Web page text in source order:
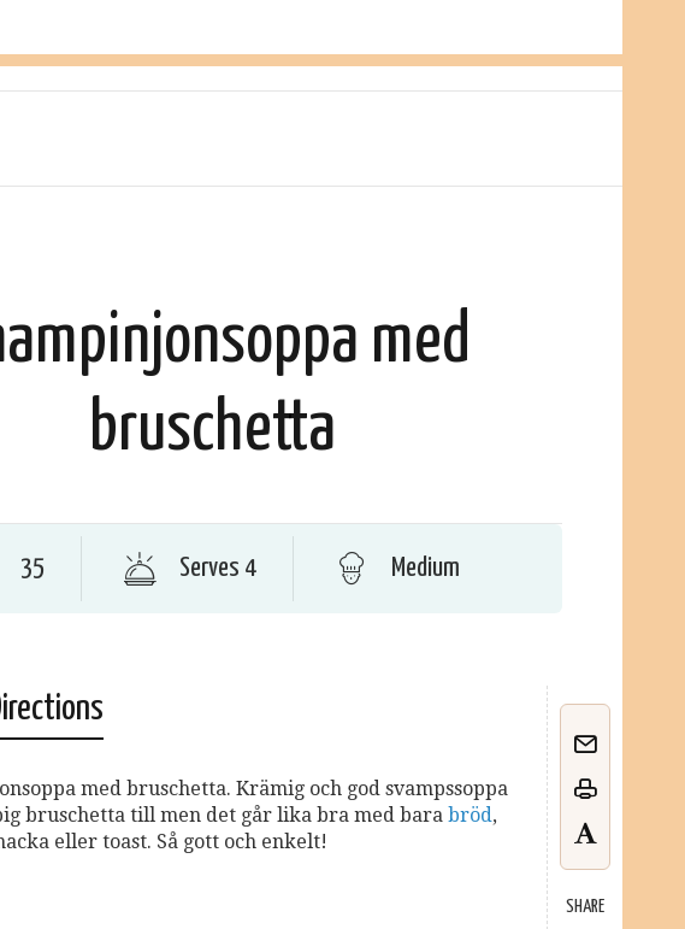
med
bruschetta
35 Serves 4 Medium
SHARE
med bruschetta. Krämig och god svampssoppa
bruschetta till men det går lika bra med bara bröd,
eller toast. Så gott och enkelt!